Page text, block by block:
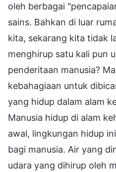
oleh berbagai
sains. Bahkan di luar
kita, sekarang kita tidak
menghirup satu kali pun
penderitaan manusia?
kebahagiaan untuk
yang hidup dalam alam
Manusia hidup di alam
awal, lingkungan hidup
bagi manusia. Air yang
udara yang dihirup oleh